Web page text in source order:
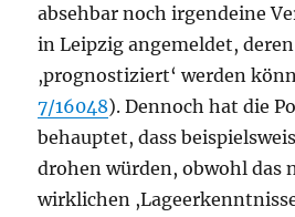
absehbar noch irgendeine
in Leipzig angemeldet,
,prognostiziert‘ werden
7/16048). Dennoch hat die
behauptet, dass
drohen würden, obwohl das
wirklichen